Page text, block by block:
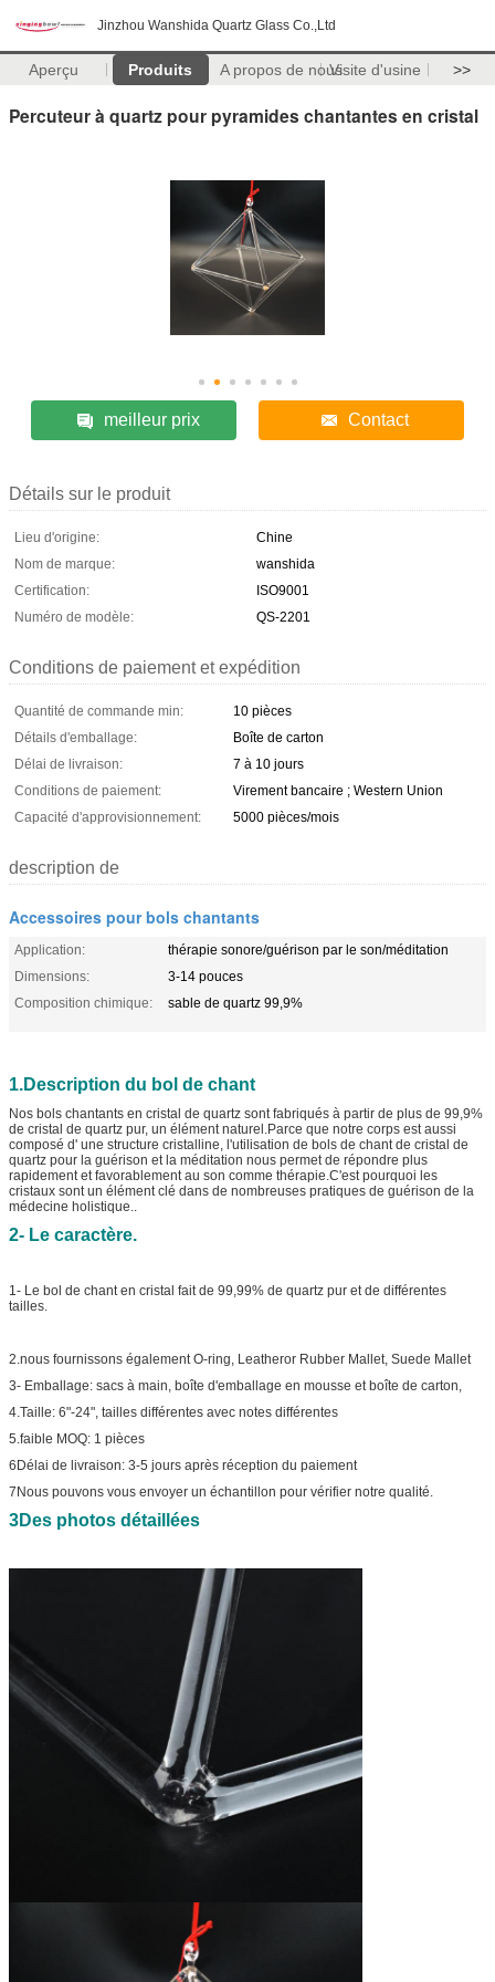
Jinzhou Wanshida Quartz Glass Co.,Ltd
Aperçu Produits A propos de nousVisite d'usine >>
Percuteur à quartz pour pyramides chantantes en cristal
meilleur prix Contact
Détails sur le produit
Lieu d'origine:
Chine
Nom de marque:
wanshida
Certification:
ISO9001
Numéro de modèle:
QS-2201
Conditions de paiement et expédition
Quantité de commande min:
10 pièces
Détails d'emballage:
Boîte de carton
Délai de livraison:
7 à 10 jours
Conditions de paiement:
Virement bancaire ; Western Union
Capacité d'approvisionnement:
5000 pièces/mois
description de
Accessoires pour bols chantants
Application:
thérapie sonore/guérison par le son/méditation
Dimensions:
3-14 pouces
Composition chimique:
sable de quartz 99,9%
1.Description du bol de chant
Nos bols chantants en cristal de quartz sont fabriqués à partir de plus de 99,9%
de cristal de quartz pur, un élément naturel.Parce que notre corps est aussi
composé d' une structure cristalline, l'utilisation de bols de chant de cristal de
quartz pour la guérison et la méditation nous permet de répondre plus
rapidement et favorablement au son comme thérapie.C'est pourquoi les
cristaux sont un élément clé dans de nombreuses pratiques de guérison de la
médecine holistique..
2- Le caractère.
1- Le bol de chant en cristal fait de 99,99% de quartz pur et de différentes
tailles.
2.nous fournissons également O-ring, Leatheror Rubber Mallet, Suede Mallet
3- Emballage: sacs à main, boîte d'emballage en mousse et boîte de carton,
4.Taille: 6"-24", tailles différentes avec notes différentes
5.faible MOQ: 1 pièces
6Délai de livraison: 3-5 jours après réception du paiement
7Nous pouvons vous envoyer un échantillon pour vérifier notre qualité.
3Des photos détaillées